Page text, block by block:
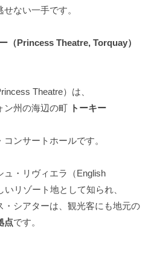
ない一手です。
（Princess Theatre, Torquay）
Theatre）は、
ン州の海辺の町 トーキー
ンサートホールです。
ュ・リヴィエラ（English
リゾート地として知られ、
・シアターは、観光客にも地元の
点です。